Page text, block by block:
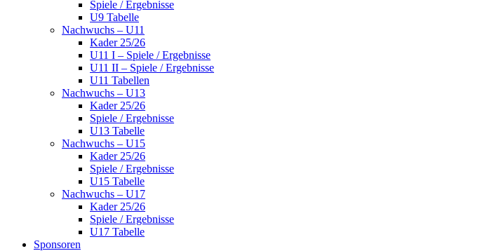
Spiele / Ergebnisse
U9 Tabelle
Nachwuchs – U11
Kader 25/26
U11 I – Spiele / Ergebnisse
U11 II – Spiele / Ergebnisse
U11 Tabellen
Nachwuchs – U13
Kader 25/26
Spiele / Ergebnisse
U13 Tabelle
Nachwuchs – U15
Kader 25/26
Spiele / Ergebnisse
U15 Tabelle
Nachwuchs – U17
Kader 25/26
Spiele / Ergebnisse
U17 Tabelle
Sponsoren